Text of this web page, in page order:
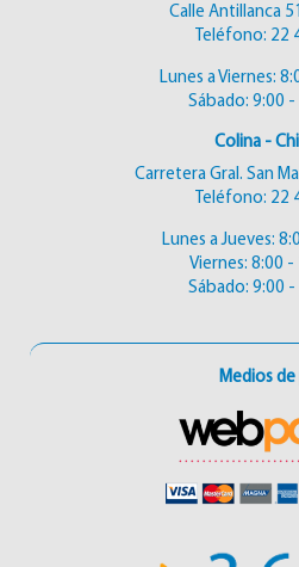
Calle Antillanca
Teléfono: 22
Lunes a Viernes:
Sábado: 9:00 -
Colina -
Carretera Gral. San
Teléfono: 22
Lunes a Jueves:
Viernes: 8:00 -
Sábado: 9:00 -
Medios